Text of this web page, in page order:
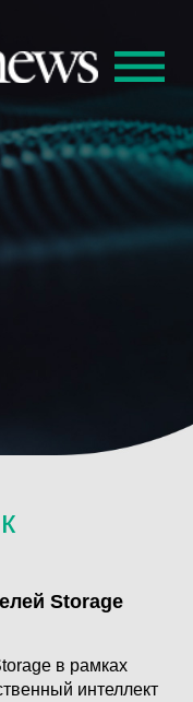
Storage
в рамках
интеллект